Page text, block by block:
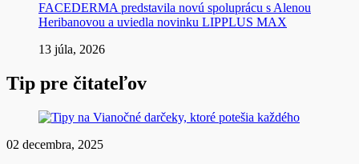
FACEDERMA predstavila novú spoluprácu s Alenou
Heribanovou a uviedla novinku LIPPLUS MAX
13 júla, 2026
Tip pre čitateľov
02 decembra, 2025